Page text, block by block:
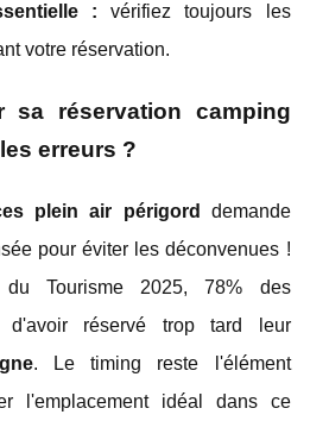
: vérifiez toujours les
votre réservation.
sa réservation camping
erreurs ?
plein air périgord
demande
pour éviter les déconvenues !
du Tourisme 2025, 78% des
d'avoir réservé trop tard leur
. Le timing reste l'élément
l'emplacement idéal dans ce